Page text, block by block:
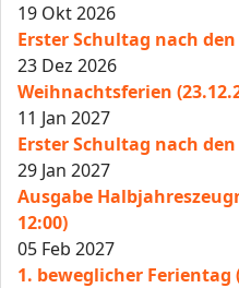
19 Okt 2026
Erster Schultag nach
23 Dez 2026
Weihnachtsferien
11 Jan 2027
Erster Schultag nach
29 Jan 2027
Ausgabe
12:00)
05 Feb 2027
1. beweglicher